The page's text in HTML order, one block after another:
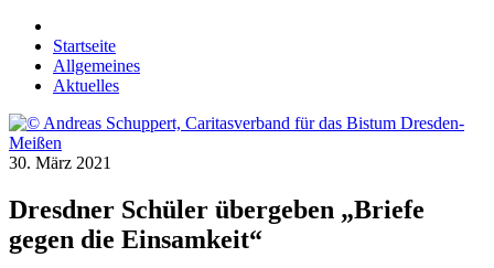
Startseite
Allgemeines
Aktuelles
30. März 2021
Dresdner Schüler übergeben „Briefe
gegen die Einsamkeit“